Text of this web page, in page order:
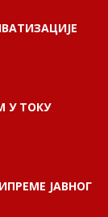
У ТОКУ
ЈАВНОГ